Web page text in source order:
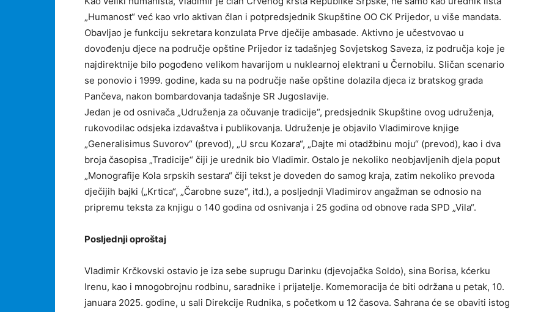
„Humanost“ već kao vrlo aktivan član i potpredsjednik Skupštine OO CK Prijedor, u više mandata.
Obavljao je funkciju sekretara konzulata Prve dječije ambasade. Aktivno je učestvovao u
dovođenju djece na područje opštine Prijedor iz tadašnjeg Sovjetskog Saveza, iz područja koje je
najdirektnije bilo pogođeno velikom havarijom u nuklearnoj elektrani u Černobilu. Sličan scenario
se ponovio i 1999. godine, kada su na područje naše opštine dolazila djeca iz bratskog grada
Pančeva, nakon bombardovanja tadašnje SR Jugoslavije.
Jedan je od osnivača „Udruženja za očuvanje tradicije“, predsjednik Skupštine ovog udruženja,
rukovodilac odsjeka izdavaštva i publikovanja. Udruženje je objavilo Vladimirove knjige
„Generalisimus Suvorov“ (prevod), „U srcu Kozara“, „Dajte mi otadžbinu moju“ (prevod), kao i dva
broja časopisa „Tradicije“ čiji je urednik bio Vladimir. Ostalo je nekoliko neobjavljenih djela poput
„Monografije Kola srpskih sestara“ čiji tekst je doveden do samog kraja, zatim nekoliko prevoda
dječijih bajki („Krtica“, „Čarobne suze“, itd.), a posljednji Vladimirov angažman se odnosio na
pripremu teksta za knjigu o 140 godina od osnivanja i 25 godina od obnove rada SPD „Vila“.
Posljednji oproštaj
Vladimir Krčkovski ostavio je iza sebe suprugu Darinku (djevojačka Soldo), sina Borisa, kćerku
Irenu, kao i mnogobrojnu rodbinu, saradnike i prijatelje. Komemoracija će biti održana u petak, 10.
januara 2025. godine, u sali Direkcije Rudnika, s početkom u 12 časova. Sahrana će se obaviti istog